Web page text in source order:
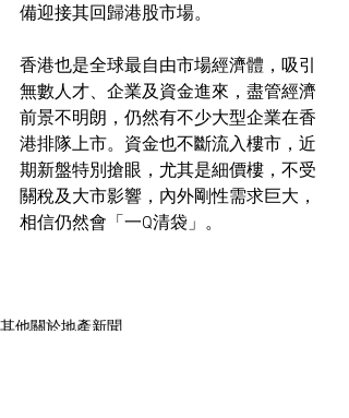
備迎接其回歸港股市場。
香港也是全球最自由市場經濟體，吸引
無數人才、企業及資金進來，盡管經濟
前景不明朗，仍然有不少大型企業在香
港排隊上市。資金也不斷流入樓市，近
期新盤特別搶眼，尤其是細價樓，不受
關稅及大市影響，內外剛性需求巨大，
相信仍然會「一Q清袋」。
其他關於地產新聞